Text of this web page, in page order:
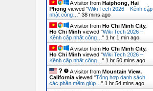
A visitor from Haiphong, Hai
Phong viewed "Wiki Tech 2026 – Kênh cập
nhật công…" 38 mins ago
A visitor from Ho Chi Minh City,
Ho Chi Minh viewed "Wiki Tech 2026 –
Kênh cập nhật công…" 1 hr 1 min ago
A visitor from Ho Chi Minh City,
Ho Chi Minh viewed "Wiki Tech 2026 –
Kênh cập nhật công…" 1 hr 50 mins ago
A visitor from Mountain View,
Californiaviewed "Tổng hợp danh sách
các phần mềm giúp…" 1 hr 54 mins ago